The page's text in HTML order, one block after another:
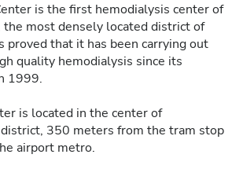
is the first hemodialysis center of
the most densely located district of
proved that it has been carrying out
quality hemodialysis since its
1999.
is located in the center of
district, 350 meters from the tram stop
airport metro.